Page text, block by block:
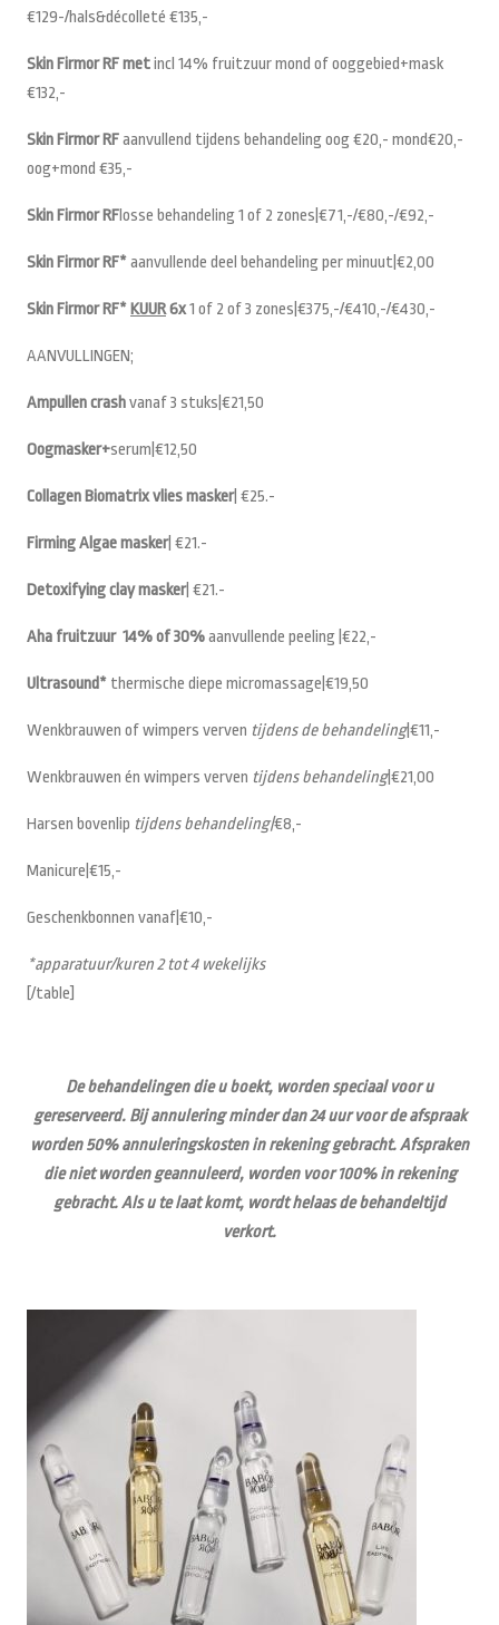
€129-/hals&décolleté €135,-
Skin Firmor RF metincl 14% fruitzuur mond of ooggebied+mask
€132,-
Skin Firmor RFaanvullend tijdens behandeling oog €20,- mond€20,-
oog+mond €35,-
Skin Firmor RFlosse behandeling 1 of 2 zones|€71,-/€80,-/€92,-
Skin Firmor RF*aanvullende deel behandeling per minuut|€2,00
Skin Firmor RF*KUUR6x1 of 2 of 3 zones|€375,-/€410,-/€430,-
AANVULLINGEN;
Ampullen crashvanaf 3 stuks|€21,50
Oogmasker+serum|€12,50
Collagen Biomatrix vlies masker| €25.-
Firming Algae masker| €21.-
Detoxifying clay masker| €21.-
Aha fruitzuur 14% of 30%aanvullende peeling |€22,-
Ultrasound* thermische diepe micromassage|€19,50
Wenkbrauwen of wimpers verven tijdens de behandeling|€11,-
Wenkbrauwen én wimpers verven tijdens behandeling|€21,00
Harsen bovenlip tijdens behandeling|€8,-
Manicure|€15,-
Geschenkbonnen vanaf|€10,-
*apparatuur/kuren 2 tot 4 wekelijks
[/table]
De behandelingen die u boekt, worden speciaal voor u
gereserveerd. Bij annulering minder dan 24 uur voor de afspraak
worden 50% annuleringskosten in rekening gebracht. Afspraken
die niet worden geannuleerd, worden voor 100% in rekening
gebracht. Als u te laat komt, wordt helaas de behandeltijd
verkort.